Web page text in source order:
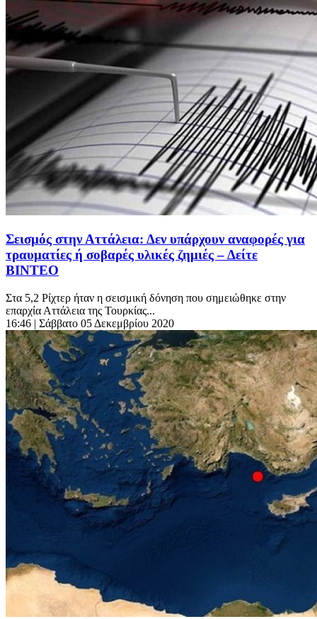
Σεισμός στην Αττάλεια: Δεν υπάρχουν αναφορές για
τραυματίες ή σοβαρές υλικές ζημιές – Δείτε
ΒΙΝΤΕΟ
Στα 5,2 Ρίχτερ ήταν η σεισμική δόνηση που σημειώθηκε στην
επαρχία Αττάλεια της Τουρκίας...
16:46 | Σάββατο 05 Δεκεμβρίου 2020